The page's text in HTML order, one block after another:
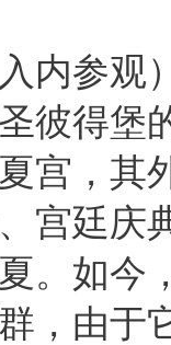
内参
彼得堡
宫，其
宫廷庆
。如今
，由于